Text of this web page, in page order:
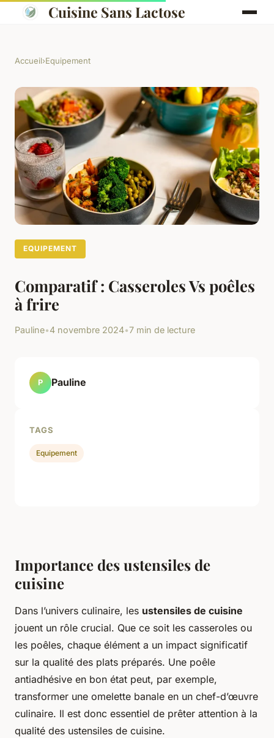
Cuisine Sans Lactose
Accueil›Equipement
EQUIPEMENT
Comparatif : Casseroles Vs poêles
à frire
Pauline•4 novembre 2024•7 min de lecture
Importance des ustensiles de
cuisine
Dans l’univers culinaire, les ustensiles de cuisine
jouent un rôle crucial. Que ce soit les casseroles ou
les poêles, chaque élément a un impact significatif
sur la qualité des plats préparés. Une poêle
antiadhésive en bon état peut, par exemple,
transformer une omelette banale en un chef-d’œuvre
culinaire. Il est donc essentiel de prêter attention à la
qualité des ustensiles de cuisine.
P Pauline
TAGS
Equipement